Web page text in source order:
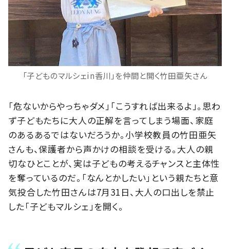
「子どものマルシェin香川」を仲間と開く竹田亜矢さん
「危ないからやっちゃダメ」「こうすれば出来るよ」。思わ
ず子どもたちに大人の正解を言ってしまう場面、家庭
のあるあるではないだろうか。小学校教員の竹田亜矢
さんも、保護者から声かけの相談を受ける。大人の親
切なひとことが、実は子どもの考えるチャンスと主体性
を奪っているのだ。「なんとかしたい」という親たちと意
気投合した竹田さんは7月31日、大人の口出しを禁止
した「子どもマルシェ」を開く。